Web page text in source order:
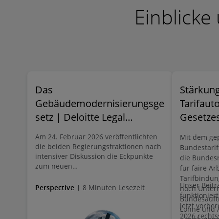
Das
Gebäudemodernisierungsge
setz | Deloitte Legal
Deutschland
Am 24. Februar 2026 veröffentlichten
die beiden Regierungsfraktionen nach
intensiver Diskussion die Eckpunkte
zum neuen
(GMG). Dieses soll das politisch heftig
wesentlichen Eckpunkte stellen wir in
Perspective 8 Minuten Lesezeit
Mit dem
die
für faire
noch
Löhne und
Unser
jetzt
2026